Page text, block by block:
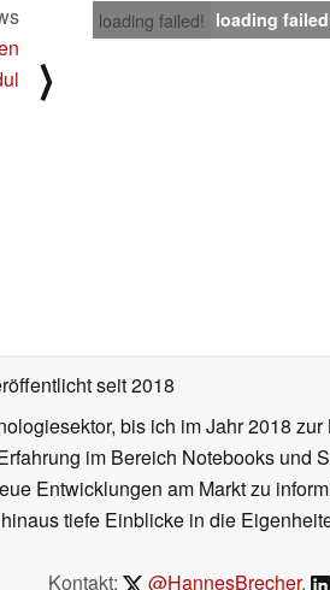
loading failed! loading
⟩
seit 2018
bis ich im Jahr 2018
im Bereich Notebooks und
Entwicklungen am Markt zu
tiefe Einblicke in die
Kontakt:
@HannesBrecher,